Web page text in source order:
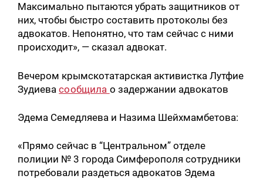
Максимально пытаются убрать защитников от
них, чтобы быстро составить протоколы без
адвокатов. Непонятно, что там сейчас с ними
происходит», — сказал адвокат.
Вечером крымскотатарская активистка Лутфие
Зудиевасообщила о задержании адвокатов
Эдема Семедляева и Назима Шейхмамбетова:
«Прямо сейчас в “Центральном” отделе
полиции № 3 города Симферополя сотрудники
потребовали раздеться адвокатов Эдема